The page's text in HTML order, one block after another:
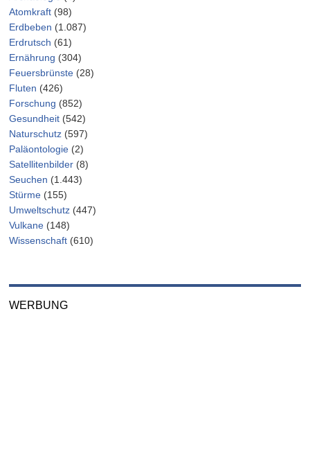
Atomkraft (98)
Erdbeben (1.087)
Erdrutsch (61)
Ernährung (304)
Feuersbrünste (28)
Fluten (426)
Forschung (852)
Gesundheit (542)
Naturschutz (597)
Paläontologie (2)
Satellitenbilder (8)
Seuchen (1.443)
Stürme (155)
Umweltschutz (447)
Vulkane (148)
Wissenschaft (610)
WERBUNG